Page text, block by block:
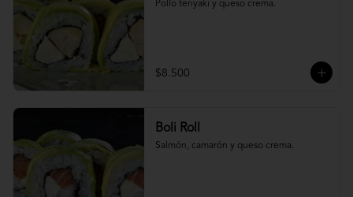
Pollo teriyaki y queso crema.
$8.500
Boli Roll
Salmón, camarón y queso crema.